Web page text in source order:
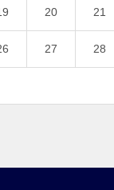
20 21
27 28